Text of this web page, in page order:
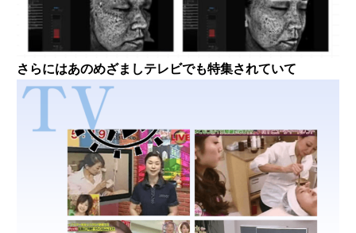
さらにはあのめざましテレビでも特集されていて